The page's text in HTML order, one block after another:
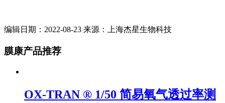
编辑日期：2022-08-23 来源：上海杰星生物科技
膜康产品推荐
OX-TRAN ® 1/50 简易氧气透过率测